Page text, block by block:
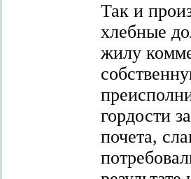
Так и
хлебные
жилу
гордости
почета,